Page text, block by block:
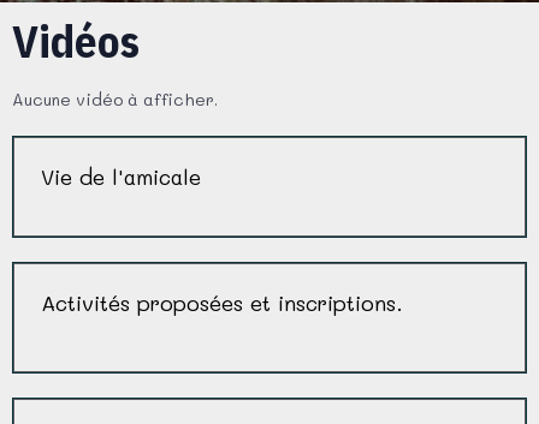
Vidéos
Aucune vidéo à afficher.
Vie de l'amicale
Activités proposées et inscriptions.